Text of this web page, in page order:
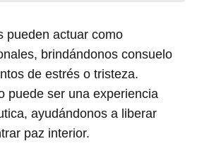
pueden actuar como
brindándonos consuelo
de estrés o tristeza.
puede ser una experiencia
ayudándonos a liberar
paz interior.